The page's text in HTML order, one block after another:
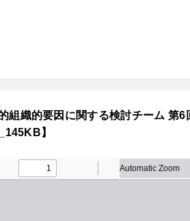
組織的要因に関する検討チーム 第
】